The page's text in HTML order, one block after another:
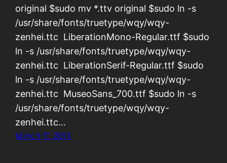
original $sudo mv *.ttv original $sudo ln -s
/usr/share/fonts/truetype/wqy/wqy-
zenhei.ttc LiberationMono-Regular.ttf $sudo
ln -s /usr/share/fonts/truetype/wqy/wqy-
zenhei.ttc LiberationSerif-Regular.ttf $sudo
ln -s /usr/share/fonts/truetype/wqy/wqy-
zenhei.ttc MuseoSans_700.ttf $sudo ln -s
/usr/share/fonts/truetype/wqy/wqy-
zenhei.ttc…
March 11, 2011